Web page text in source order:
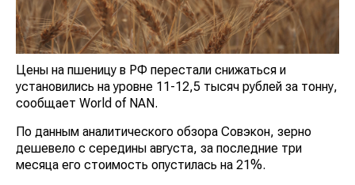
Цены на пшеницу в РФ перестали снижаться и
установились на уровне 11-12,5 тысяч рублей за тонну,
сообщает World of NAN.
По данным аналитического обзора Совэкон, зерно
дешевело с середины августа, за последние три
месяца его стоимость опустилась на 21%.